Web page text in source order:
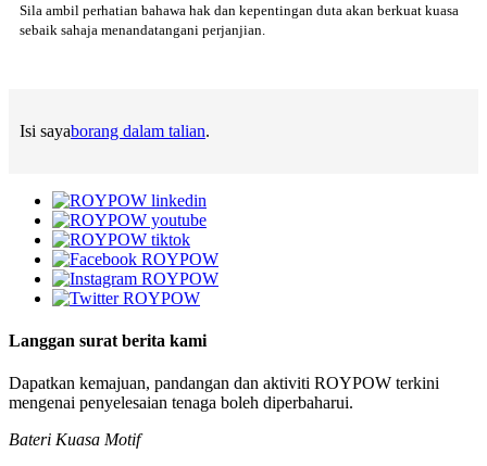
Sila ambil perhatian bahawa hak dan kepentingan duta akan berkuat kuasa
sebaik sahaja menandatangani perjanjian.
Isi sayaborang dalam talian.
Langgan surat berita kami
Dapatkan kemajuan, pandangan dan aktiviti ROYPOW terkini
mengenai penyelesaian tenaga boleh diperbaharui.
Bateri Kuasa Motif